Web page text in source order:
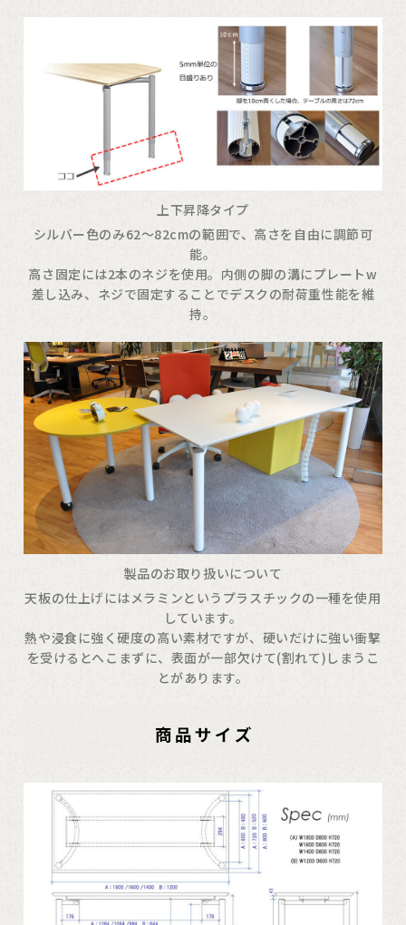
上下昇降タイプ
シルバー色のみ62〜82cmの範囲で、高さを自由に調節可
能。
高さ固定には2本のネジを使用。内側の脚の溝にプレートw
差し込み、ネジで固定することでデスクの耐荷重性能を維
持。
製品のお取り扱いについて
天板の仕上げにはメラミンというプラスチックの一種を使用
しています。
熱や浸食に強く硬度の高い素材ですが、硬いだけに強い衝撃
を受けるとへこまずに、表面が一部欠けて(割れて)しまうこ
とがあります。